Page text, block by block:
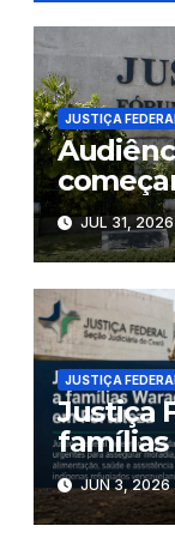
JUSTIÇA
JUL 31, 2026
JUSTIÇA
Justiça
famílias
JUN 3, 2026